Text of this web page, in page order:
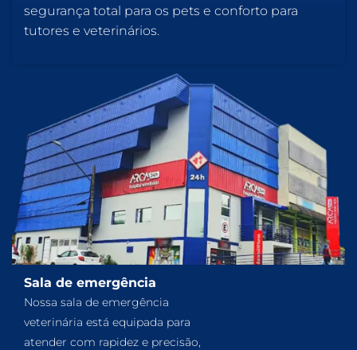
segurança total para os pets e conforto para
tutores e veterinários.
Sala de emergência
Nossa sala de emergência
veterinária está equipada para
atender com rapidez e precisão,